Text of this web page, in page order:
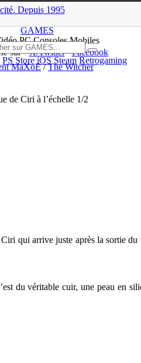
. Depuis 1995
GAMES
PC Consoles Mobiles
PS Store iOS Steam Retrogaming
sur X/Twitter
Facebook
MaXoE/The Witcher
de Ciri à l’échelle 1/2
qui arrive juste après la sortie
du véritable cuir, une peau en